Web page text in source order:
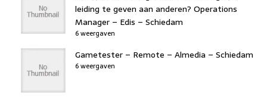
leiding te geven aan anderen? Operations
Manager – Edis – Schiedam
6 weergaven
Gametester – Remote – Almedia – Schiedam
6 weergaven